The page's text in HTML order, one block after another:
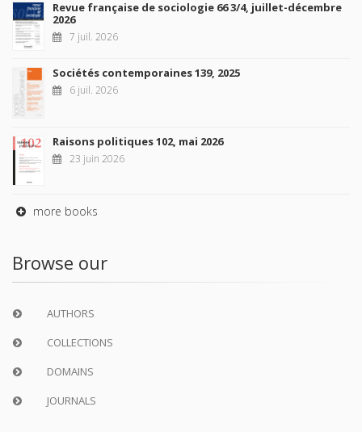
Revue française de sociologie 66 3/4, juillet-décembre
2026
7 juil. 2026
Sociétés contemporaines 139, 2025
6 juil. 2026
Raisons politiques 102, mai 2026
23 juin 2026
more books
Browse our
AUTHORS
COLLECTIONS
DOMAINS
JOURNALS